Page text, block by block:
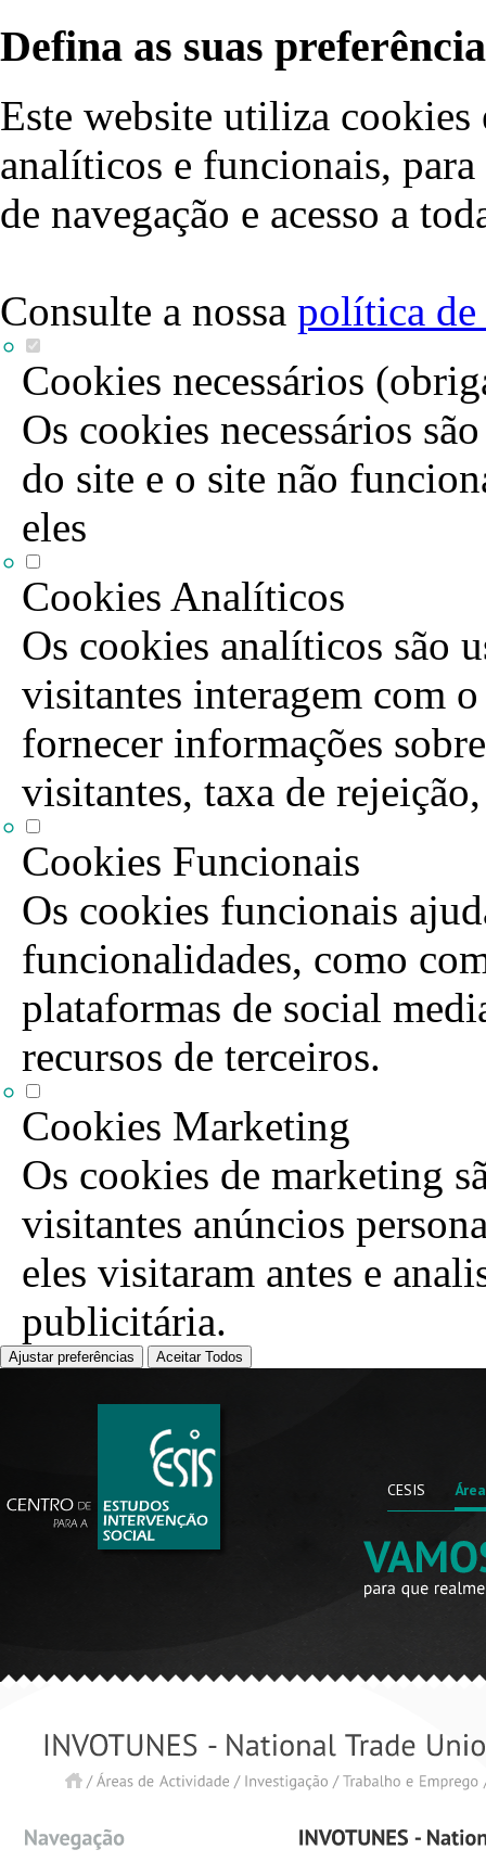
Defina as suas
Este website utiliza cookies
analíticos e funcionais,
de navegação e acesso a
Consulte a nossa política de
Cookies necessários
Os cookies necessários
do site e o site não
eles
Cookies Analíticos
Os cookies analíticos são
visitantes interagem com
fornecer informações
visitantes, taxa de
Cookies Funcionais
Os cookies funcionais
funcionalidades, como
plataformas de social
recursos de terceiros.
Cookies Marketing
Os cookies de marketing
visitantes anúncios
eles visitaram antes e
publicitária.
Ajustar preferências Aceitar Todos
CESIS